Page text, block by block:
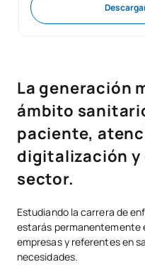
La generación
ámbito
paciente,
digitalización y
sector.
Estudiando la carrera de
estarás permanentemente
empresas y referentes en
necesidades.